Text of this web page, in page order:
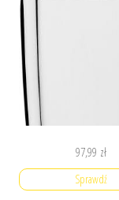
97,99 zł
Sprawdź